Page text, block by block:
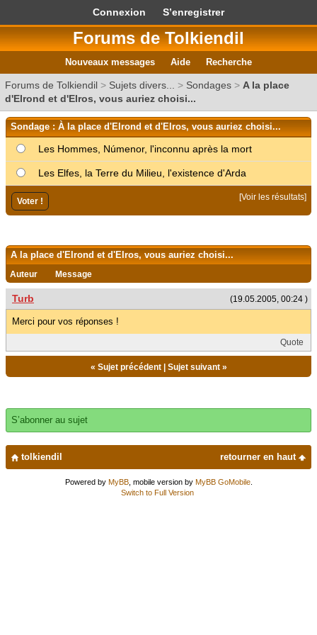
Connexion S’enregistrer
Forums de Tolkiendil
Nouveaux messages Aide Recherche
Forums de Tolkiendil > Sujets divers... > Sondages > A la place
d'Elrond et d'Elros, vous auriez choisi...
Sondage : À la place d'Elrond et d'Elros, vous auriez choisi...
Les Hommes, Númenor, l'inconnu après la mort
Les Elfes, la Terre du Milieu, l'existence d'Arda
[Voir les résultats]
A la place d'Elrond et d'Elros, vous auriez choisi...
Auteur Message
(19.05.2005, 00:24 )
Turb
Merci pour vos réponses !
Quote
« Sujet précédent| Sujet suivant»
S’abonner au sujet
retourner en haut
tolkiendil
Powered by MyBB, mobile version by MyBB GoMobile.
Switch to Full Version